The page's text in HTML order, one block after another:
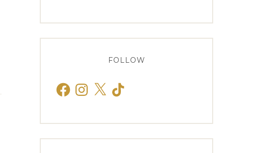
FOLLOW
FacebookInstagram
X TikTok